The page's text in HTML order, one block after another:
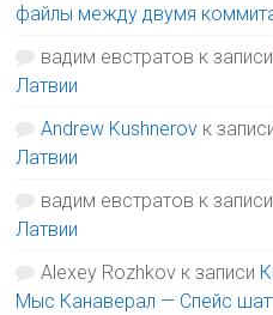
файлы между двумя
вадим евстратов к записи
Латвии
Andrew Kushnerov к
Латвии
вадим евстратов к записи
Латвии
Alexey Rozhkov к записи
Мыс Канаверал — Спейс